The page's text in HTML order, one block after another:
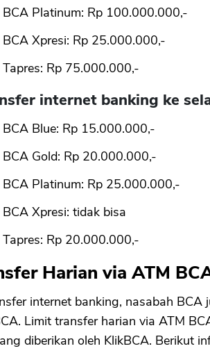
BCA Platinum: Rp 100.000.000,-
BCA Xpresi: Rp 25.000.000,-
Tapres: Rp 75.000.000,-
internet banking ke
BCA Blue: Rp 15.000.000,-
BCA Gold: Rp 20.000.000,-
BCA Platinum: Rp 25.000.000,-
Xpresi: tidak bisa
Tapres: Rp 20.000.000,-
Harian via ATM
internet banking, nasabah
Limit transfer harian via ATM
diberikan oleh KlikBCA. Berikut